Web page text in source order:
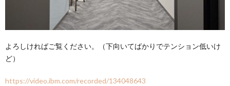
よろしければご覧ください。（下向いてばかりでテンション低いけ
ど）
https://video.ibm.com/recorded/134048643